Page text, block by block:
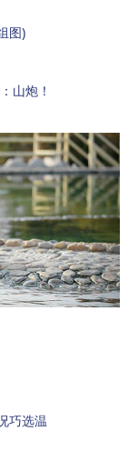
图)
山炮！
巧选温